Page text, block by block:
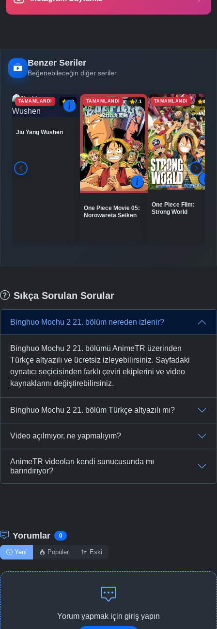
-Bölüm No: 27
-Bölüm No:
-Bölüm No: 29
-Bölüm No: 39
Benzer Seriler
Beğenebileceğin diğer seriler
TAMAMLANDI 6.9
Jiu Yang Wushen
TAMAMLANDI 7.1
One Piece Movie 05:
Norowareta Seiken
TAMAMLANDI 8.0
One Piece Film:
Strong World
Sıkça Sorulan Sorular
Binghuo Mochu 2 21. bölüm nereden izlenir?
Binghuo Mochu 2 21. bölümü AnimeTR üzerinden
Türkçe altyazılı ve ücretsiz izleyebilirsiniz. Sayfadaki
oynatıcı seçicisinden farklı çeviri ekiplerini ve video
kaynaklarını değiştirebilirsiniz.
Binghuo Mochu 2 21. bölüm Türkçe altyazılı mı?
Video açılmıyor, ne yapmalıyım?
AnimeTR videoları kendi sunucusunda mı
barındırıyor?
Yorumlar 0
Yeni Popüler Eski
Yorum yapmak için giriş yapın